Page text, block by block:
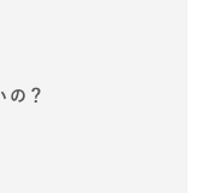
の？